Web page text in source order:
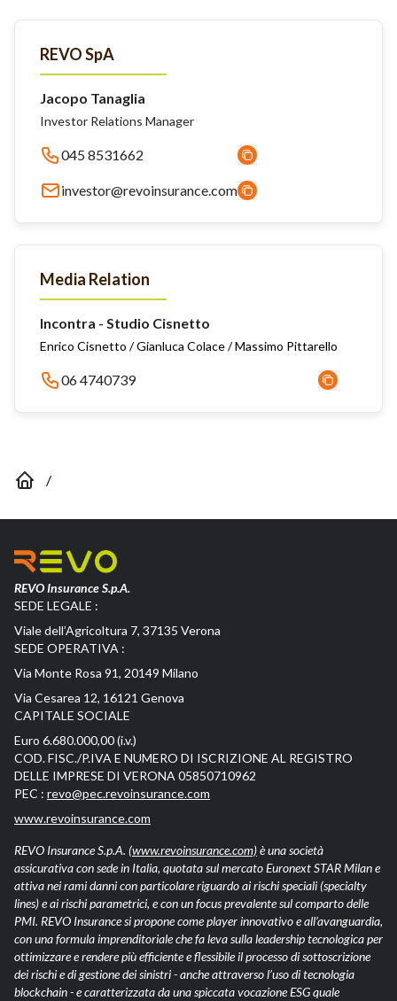
REVO SpA
Jacopo Tanaglia
Investor Relations Manager
045 8531662
investor@revoinsurance.com
Media Relation
Incontra - Studio Cisnetto
Enrico Cisnetto / Gianluca Colace / Massimo Pittarello
06 4740739
/
REVO Insurance S.p.A.
SEDE LEGALE :
Viale dell’Agricoltura 7, 37135 Verona
SEDE OPERATIVA :
Via Monte Rosa 91, 20149 Milano
Via Cesarea 12, 16121 Genova
CAPITALE SOCIALE
Euro 6.680.000,00 (i.v.)
COD. FISC./P.IVA E NUMERO DI ISCRIZIONE AL REGISTRO
DELLE IMPRESE DI VERONA 05850710962
PEC : revo@pec.revoinsurance.com
www.revoinsurance.com
REVO Insurance S.p.A. (www.revoinsurance.com)è una società
assicurativa con sede in Italia, quotata sul mercato Euronext STAR Milan e
attiva nei rami danni con particolare riguardo ai rischi speciali (specialty
lines) e ai rischi parametrici, e con un focus prevalente sul comparto delle
PMI. REVO Insurance si propone come player innovativo e all’avanguardia,
con una formula imprenditoriale che fa leva sulla leadership tecnologica per
ottimizzare e rendere più efficiente e flessibile il processo di sottoscrizione
dei rischi e di gestione dei sinistri - anche attraverso l’uso di tecnologia
blockchain - e caratterizzata da una spiccata vocazione ESG quale